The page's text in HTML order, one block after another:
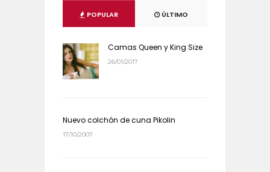
POPULAR ÚLTIMO
Camas Queen y King Size
26/01/2017
Nuevo colchón de cuna Pikolin
17/10/2007